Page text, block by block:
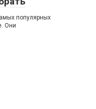
популярных
Они